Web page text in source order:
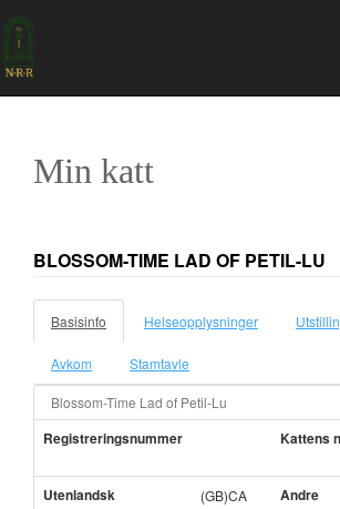
Min katt
BLOSSOM-TIME LAD OF PETIL-LU
Basisinfo Helseopplysninger
Avkom Stamtavle
Blossom-Time Lad of Petil-Lu
Registreringsnummer Kattens
Utenlandsk
(GB)CA
Andre